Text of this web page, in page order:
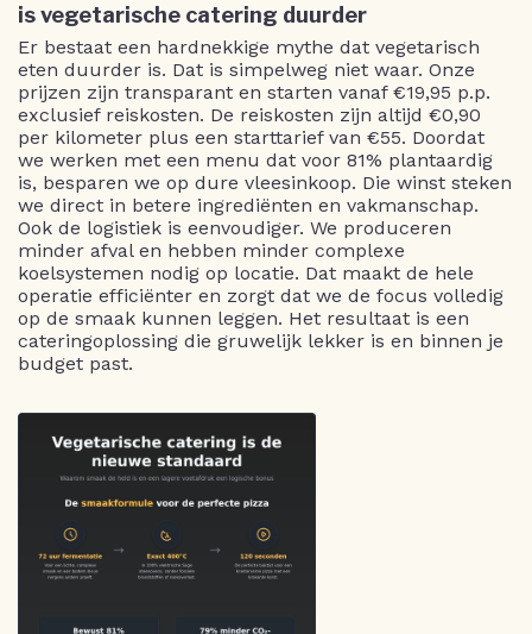
is vegetarische catering duurder
Er bestaat een hardnekkige mythe dat vegetarisch
eten duurder is. Dat is simpelweg niet waar. Onze
prijzen zijn transparant en starten vanaf €19,95 p.p.
exclusief reiskosten. De reiskosten zijn altijd €0,90
per kilometer plus een starttarief van €55. Doordat
we werken met een menu dat voor 81% plantaardig
is, besparen we op dure vleesinkoop. Die winst steken
we direct in betere ingrediënten en vakmanschap.
Ook de logistiek is eenvoudiger. We produceren
minder afval en hebben minder complexe
koelsystemen nodig op locatie. Dat maakt de hele
operatie efficiënter en zorgt dat we de focus volledig
op de smaak kunnen leggen. Het resultaat is een
cateringoplossing die gruwelijk lekker is en binnen je
budget past.